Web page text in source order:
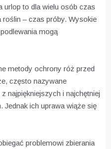
urlop to dla wielu osób czas
– czas próby. Wysokie
mogą
metody ochrony róż przed
często nazywane
najpiękniejszych i najchętniej
Jednak ich uprawa wiąże się
problemowi zbierania